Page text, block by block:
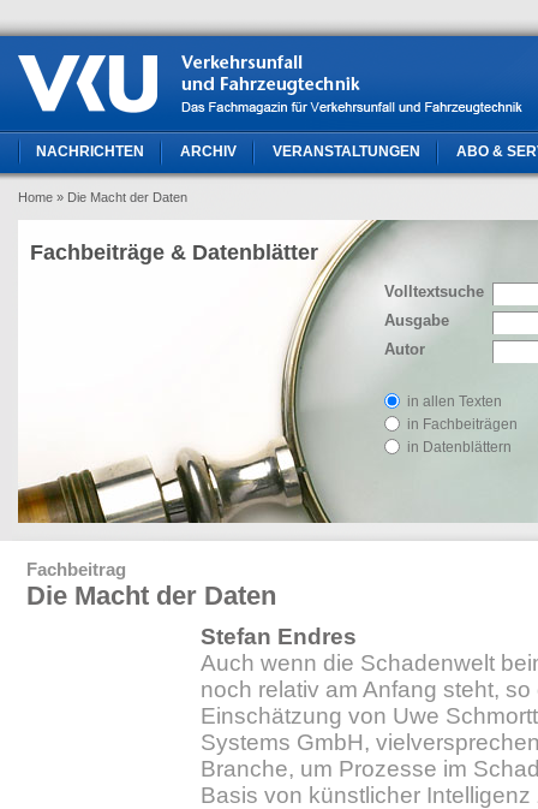
NACHRICHTEN ARCHIV VERANSTALTUNGEN ABO &
Home » Die Macht der Daten
Volltextsuche
Ausgabe
Autor
in allen Texten
in Fachbeiträgen
in Datenblättern
Fachbeiträge & Datenblätter
Fachbeitrag
Die Macht der Daten
Stefan Endres
Auch wenn die Schadenwelt
noch relativ am Anfang steht,
Einschätzung von Uwe
Systems GmbH,
Branche, um Prozesse im
Basis von künstlicher Intelligenz